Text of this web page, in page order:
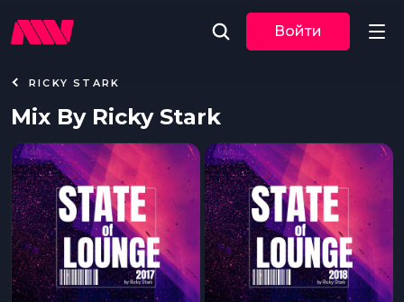
Музыка
По трекам
По жанрам
Войти
RICKY STARK
Mix By Ricky Stark